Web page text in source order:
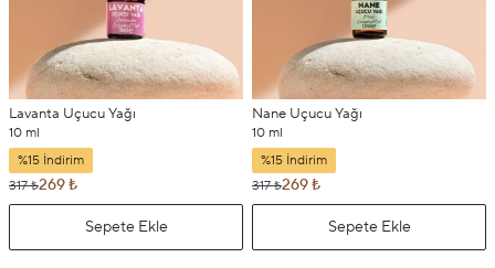
Lavanta Uçucu Yağı
10 ml
%15 İndirim
317 ₺269 ₺
Sepete Ekle
Nane Uçucu Yağı
10 ml
%15 İndirim
317 ₺269 ₺
Sepete Ekle